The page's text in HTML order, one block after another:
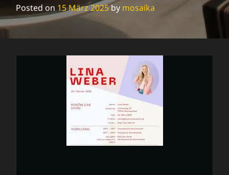
Posted on 15 März 2025by mosaika